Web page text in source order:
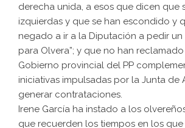
derecha unida, a esos que dicen que
izquierdas y que se han escondido y
negado a ir a la Diputación a pedir
para Olvera”; y que no han
Gobierno provincial del PP
iniciativas impulsadas por la Junta de
generar contrataciones.
Irene García ha instado a los
que recuerden los tiempos en los que